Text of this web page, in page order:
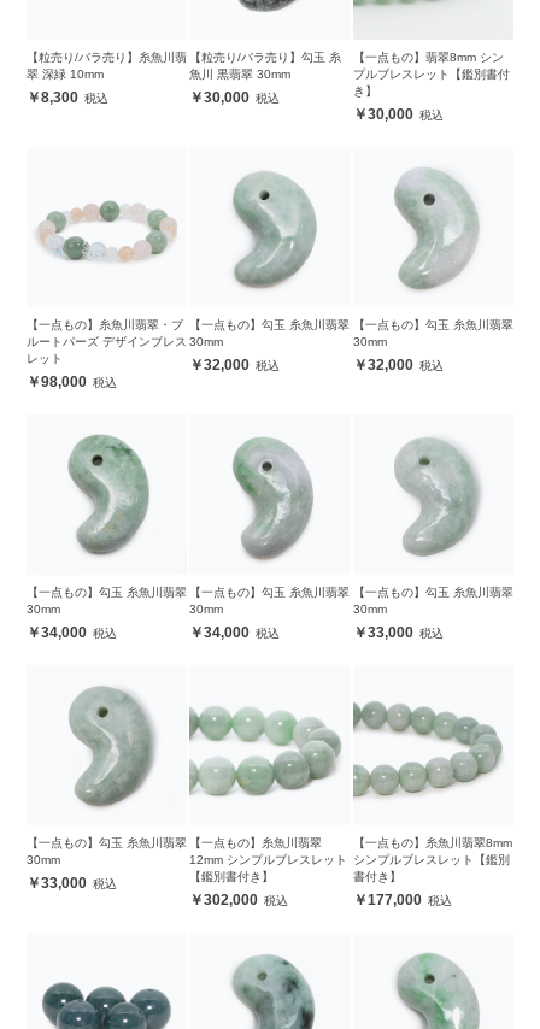
【粒売り/バラ売り】糸魚川翡
翠 深緑 10mm
8,300
【粒売り/バラ売り】勾玉 糸
魚川 黒翡翠 30mm
30,000
【一点もの】翡翠8mm シン
プルブレスレット【鑑別書付
き】
30,000
【一点もの】糸魚川翡翠・ブ
ルートパーズ デザインブレス
レット
98,000
【一点もの】勾玉 糸魚川翡翠
30mm
32,000
【一点もの】勾玉 糸魚川翡翠
30mm
32,000
【一点もの】勾玉 糸魚川翡翠
30mm
34,000
【一点もの】勾玉 糸魚川翡翠
30mm
34,000
【一点もの】勾玉 糸魚川翡翠
30mm
33,000
【一点もの】勾玉 糸魚川翡翠
30mm
33,000
【一点もの】糸魚川翡翠
12mm シンプルブレスレット
【鑑別書付き】
302,000
【一点もの】糸魚川翡翠8mm
シンプルブレスレット【鑑別
書付き】
177,000